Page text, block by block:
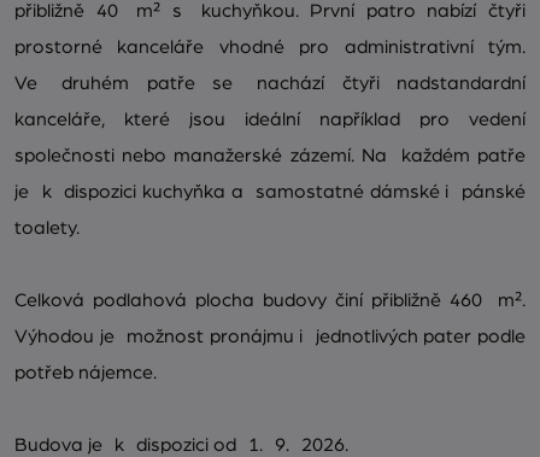
přibližně 40 m² s kuchyňkou. První patro nabízí čtyři
prostorné kanceláře vhodné pro administrativní tým.
Ve druhém patře se nachází čtyři nadstandardní
kanceláře, které jsou ideální například pro vedení
společnosti nebo manažerské zázemí. Na každém patře
je k dispozici kuchyňka a samostatné dámské i pánské
toalety.
Celková podlahová plocha budovy činí přibližně 460 m².
Výhodou je možnost pronájmu i jednotlivých pater podle
potřeb nájemce.
Budova je k dispozici od 1. 9. 2026.